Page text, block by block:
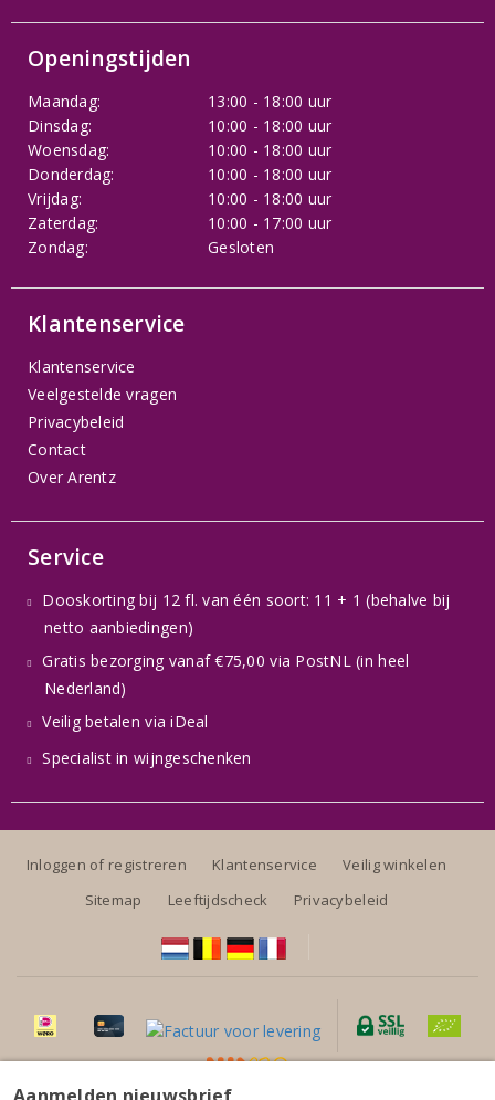
Openingstijden
Maandag:
13:00 - 18:00 uur
Dinsdag:
10:00 - 18:00 uur
Woensdag:
10:00 - 18:00 uur
Donderdag:
10:00 - 18:00 uur
Vrijdag:
10:00 - 18:00 uur
Zaterdag:
10:00 - 17:00 uur
Zondag:
Gesloten
Klantenservice
Klantenservice
Veelgestelde vragen
Privacybeleid
Contact
Over Arentz
Service
Dooskorting bij 12 fl. van één soort: 11 + 1 (behalve bij
netto aanbiedingen)
Gratis bezorging vanaf €75,00 via PostNL (in heel
Nederland)
Veilig betalen via iDeal
Specialist in wijngeschenken
Inloggen of registreren Klantenservice
Veilig winkelen
Sitemap
Leeftijdscheck Privacybeleid